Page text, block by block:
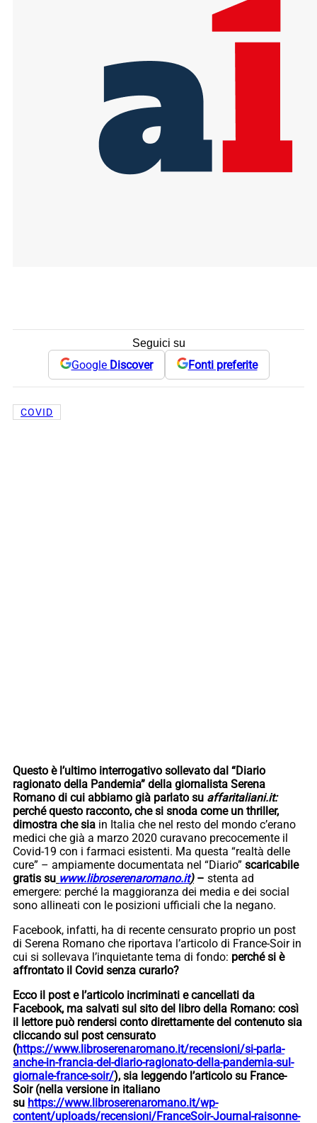
Seguici su
Google Discover Fonti preferite
COVID
Questo è l’ultimo interrogativo sollevato dal “Diario
ragionato della Pandemia” della giornalista Serena
Romano di cui abbiamo già parlato su affaritaliani.it:
perché questo racconto, che si snoda come un thriller,
dimostra che sia in Italia che nel resto del mondo c’erano
medici che già a marzo 2020 curavano precocemente il
Covid-19 con i farmaci esistenti. Ma questa “realtà delle
cure” – ampiamente documentata nel “Diario” scaricabile
gratis su www.libroserenaromano.it)– stenta ad
emergere: perché la maggioranza dei media e dei social
sono allineati con le posizioni ufficiali che la negano.
Facebook, infatti, ha di recente censurato proprio un post
di Serena Romano che riportava l’articolo di France-Soir in
cui si sollevava l’inquietante tema di fondo: perché si è
affrontato il Covid senza curarlo?
Ecco il post e l’articolo incriminati e cancellati da
Facebook, ma salvati sul sito del libro della Romano: così
il lettore può rendersi conto direttamente del contenuto sia
cliccando sul post censurato
(https://www.libroserenaromano.it/recensioni/si-parla-
anche-in-francia-del-diario-ragionato-della-pandemia-sul-
giornale-france-soir/), sia leggendo l’articolo su France-
Soir (nella versione in italiano
su https://www.libroserenaromano.it/wp-
content/uploads/recensioni/FranceSoir-Journal-raisonne-